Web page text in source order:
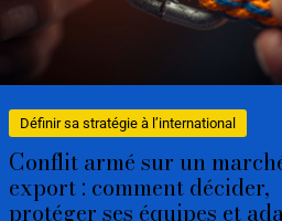
Définir sa stratégie à l’international
Conflit armé sur un
export : comment décider,
protéger ses équipes et